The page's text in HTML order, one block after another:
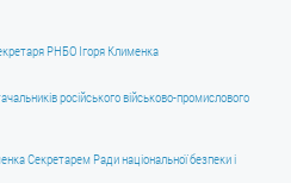
РНБО Ігоря Клименка
російського військово-промислового
Секретарем Ради національної безпеки і